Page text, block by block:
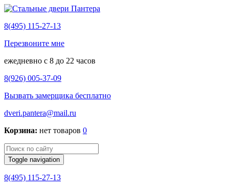
8(495) 115-27-13
Перезвоните мне
ежедневно с 8 до 22 часов
8(926) 005-37-09
Вызвать замерщика бесплатно
dveri.pantera@mail.ru
Корзина: нет товаров 0
Toggle navigation
8(495) 115-27-13